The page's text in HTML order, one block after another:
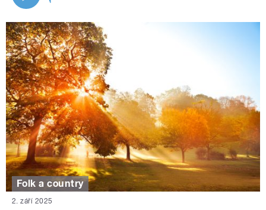
Folk a country
2. září 2025